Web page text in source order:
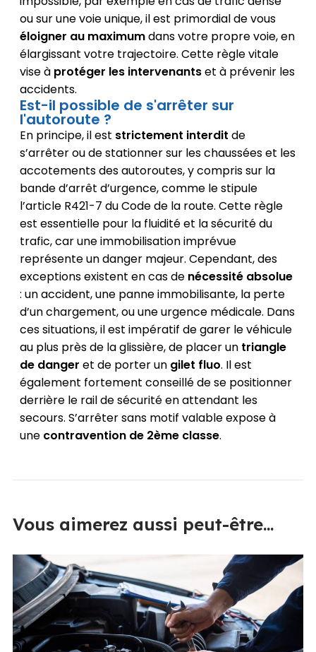
ou sur une voie unique, il est primordial de vous
éloigner au maximumdans votre propre voie, en
élargissant votre trajectoire. Cette règle vitale
vise à protéger les intervenantset à prévenir les
accidents.
Est-il possible de s'arrêter sur
l'autoroute ?
En principe, il est strictement interdit de
s’arrêter ou de stationner sur les chaussées et les
accotements des autoroutes, y compris sur la
bande d’arrêt d’urgence, comme le stipule
l’article R421-7 du Code de la route. Cette règle
est essentielle pour la fluidité et la sécurité du
trafic, car une immobilisation imprévue
représente un danger majeur. Cependant, des
exceptions existent en cas de nécessité absolue
: un accident, une panne immobilisante, la perte
d’un chargement, ou une urgence médicale. Dans
ces situations, il est impératif de garer le véhicule
au plus près de la glissière, de placer un triangle
de danger et de porter un gilet fluo. Il est
également fortement conseillé de se positionner
derrière le rail de sécurité en attendant les
secours. S’arrêter sans motif valable expose à
une contravention de 2ème classe.
Vous aimerez aussi peut-être...